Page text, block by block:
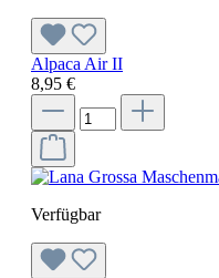
Alpaca Air II
8,95 €
Verfügbar